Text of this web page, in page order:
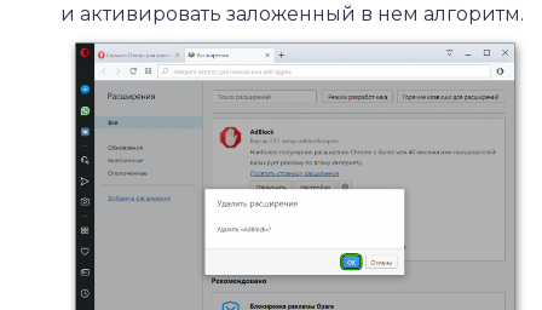
и активировать заложенный в нем алгоритм.